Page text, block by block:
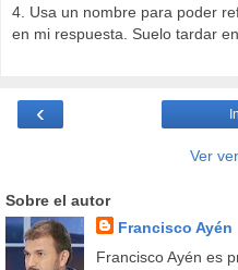
4. Usa un nombre para poder
en mi respuesta. Suelo tardar
‹
Ver
Sobre el autor
Francisco Ayén
Francisco Ayén es